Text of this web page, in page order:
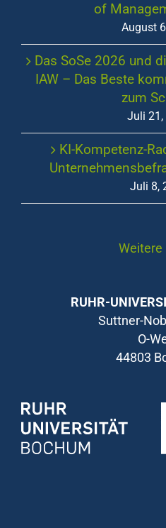
of
August
Das SoSe 2026 und
IAW – Das Beste
zum
Juli 21,
KI-Kompetenz-
Juli 8,
Weitere
RUHR-
Suttner-
O-
44803